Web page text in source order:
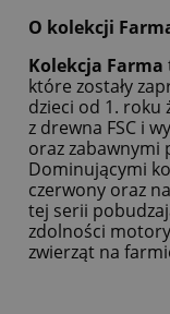
O kolekcji
Kolekcja Farma
które zostały
dzieci od 1. roku
z drewna FSC i
oraz zabawnymi
Dominującymi
czerwony oraz
tej serii
zdolności
zwierząt na